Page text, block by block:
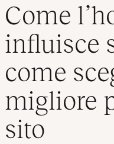
Contatti
Come
influisce
come
migliore
sito